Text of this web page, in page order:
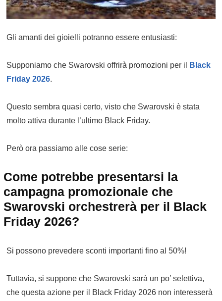
Gli amanti dei gioielli potranno essere entusiasti:
Supponiamo che Swarovski offrirà promozioni per il
Black
Friday 2026.
Questo sembra quasi certo, visto che Swarovski è stata
molto attiva durante l’ultimo Black Friday.
Però ora passiamo alle cose serie:
Come potrebbe presentarsi la
campagna promozionale che
Swarovski orchestrerà per il Black
Friday 2026?
Si possono prevedere sconti importanti fino al 50%!
Tuttavia, si suppone che Swarovski sarà un po’ selettiva,
che questa azione per il Black Friday 2026 non interesserà